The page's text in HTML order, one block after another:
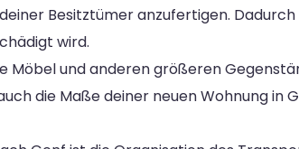
Besitztümer anzufertigen.
wird.
Möbel und anderen größeren
die Maße deiner neuen Wohnung in